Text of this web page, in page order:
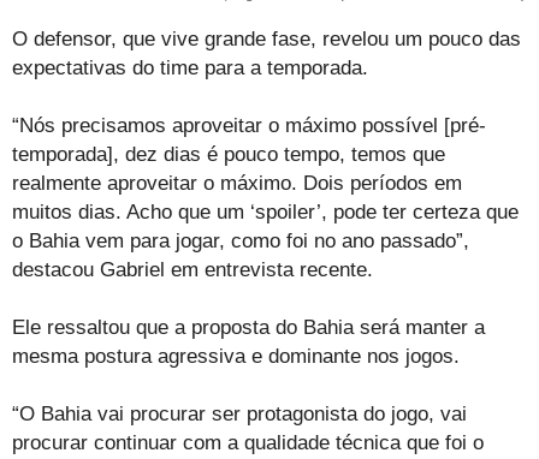
O defensor, que vive grande fase, revelou um pouco das
expectativas do time para a temporada.
“Nós precisamos aproveitar o máximo possível [pré-
temporada], dez dias é pouco tempo, temos que
realmente aproveitar o máximo. Dois períodos em
muitos dias. Acho que um ‘spoiler’, pode ter certeza que
o Bahia vem para jogar, como foi no ano passado”,
destacou Gabriel em entrevista recente.
Ele ressaltou que a proposta do Bahia será manter a
mesma postura agressiva e dominante nos jogos.
“O Bahia vai procurar ser protagonista do jogo, vai
procurar continuar com a qualidade técnica que foi o